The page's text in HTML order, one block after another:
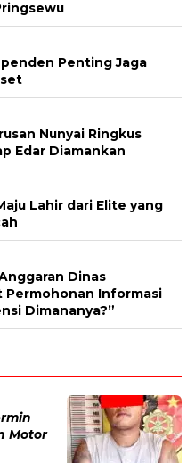
Penting Jaga
Nunyai Ringkus
Edar Diamankan
Lahir dari Elite yang
Dinas
Permohonan Informasi
Dimananya?”
Motor